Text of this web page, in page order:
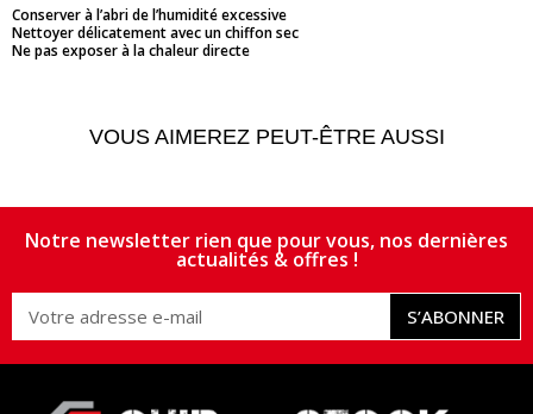
Conserver à l’abri de l’humidité excessive
Nettoyer délicatement avec un chiffon sec
Ne pas exposer à la chaleur directe
VOUS AIMEREZ PEUT-ÊTRE AUSSI
Notre newsletter rien que pour vous, nos dernières
actualités & offres !
S’ABONNER